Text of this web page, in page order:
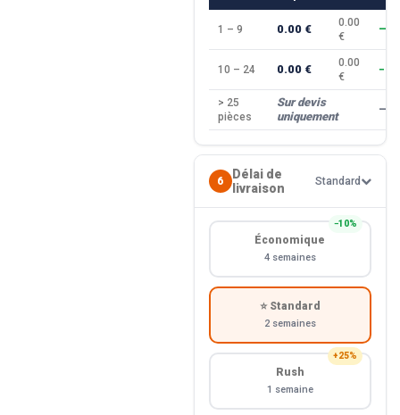
1 – 9 0.00 €
0.00
€
—
10 – 24 0.00 €
0.00
€
> 25
pièces
Sur devis
uniquement
—
6
Délai de
livraison
Standard
−10%
Économique
4 semaines
⭐ Standard
2 semaines
+25%
Rush
1 semaine